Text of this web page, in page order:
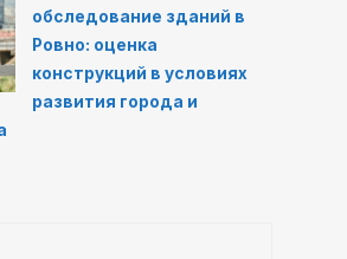
обследование зданий в
Ровно: оценка
конструкций в условиях
развития города и